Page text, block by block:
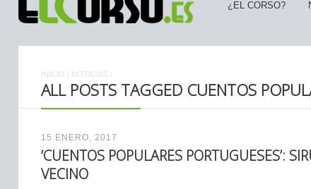
¿EL CORSO?
INICIO / NOTICIAS /
ALL POSTS TAGGED CUENTOS
15 ENERO, 2017
‘CUENTOS POPULARES PORTUGUESES’:
VECINO